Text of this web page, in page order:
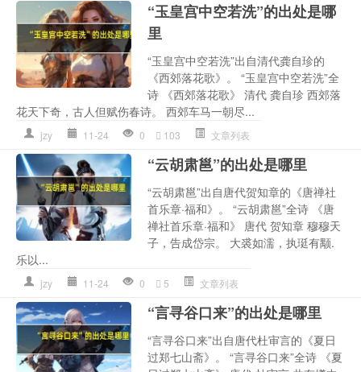
“玉皇宫中空若洗”的出处是哪
里
“玉皇宫中空若洗”出自清代龚自珍的
《西郊落花歌》。 “玉皇宫中空若洗”全
诗 《西郊落花歌》 清代 龚自珍 西郊落
花天下奇，古人但赋伤春诗。 西郊车马一朝尽...
jzy 11-24 0 103 文章列表
“云胡肃邕”的出处是哪里
“云胡肃邕”出自唐代贺知章的《唐禅社
首乐章·福和》。 “云胡肃邕”全诗 《唐
禅社首乐章·福和》 唐代 贺知章 穆穆天
子，告成岱宗。 大裘如濡，执珽有颙.
乐以...
jzy 11-24 0 5 文章列表
“言寻谷口来”的出处是哪里
“言寻谷口来”出自唐代杜审言的《夏日
过郑七山斋》。 “言寻谷口来”全诗 《夏